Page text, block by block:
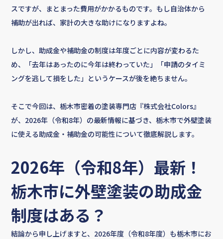
スですが、まとまった費用がかかるものです。もし自治体から
補助が出れば、家計の大きな助けになりますよね。
しかし、助成金や補助金の制度は年度ごとに内容が変わるた
め、「去年はあったのに今年は終わっていた」「申請のタイミ
ングを逃して損をした」というケースが後を絶ちません。
そこで今回は、栃木市密着の塗装専門店『株式会社Colors』
が、2026年（令和8年）の最新情報に基づき、栃木市で外壁塗装
に使える助成金・補助金の可能性について徹底解説します。
2026年（令和8年）最新！
栃木市に外壁塗装の助成金
制度はある？
結論から申し上げますと、2026年度（令和8年度）も栃木市にお